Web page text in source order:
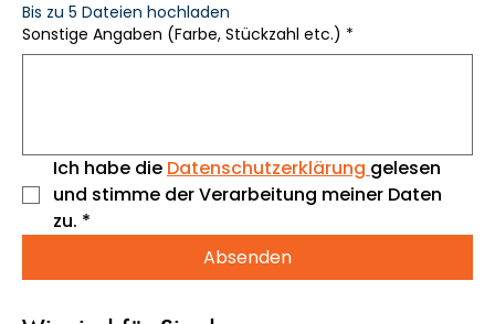
Bis zu 5 Dateien hochladen
Sonstige Angaben (Farbe, Stückzahl etc.) *
Ich habe die Datenschutzerklärung gelesen
und stimme der Verarbeitung meiner Daten
zu. *
Absenden